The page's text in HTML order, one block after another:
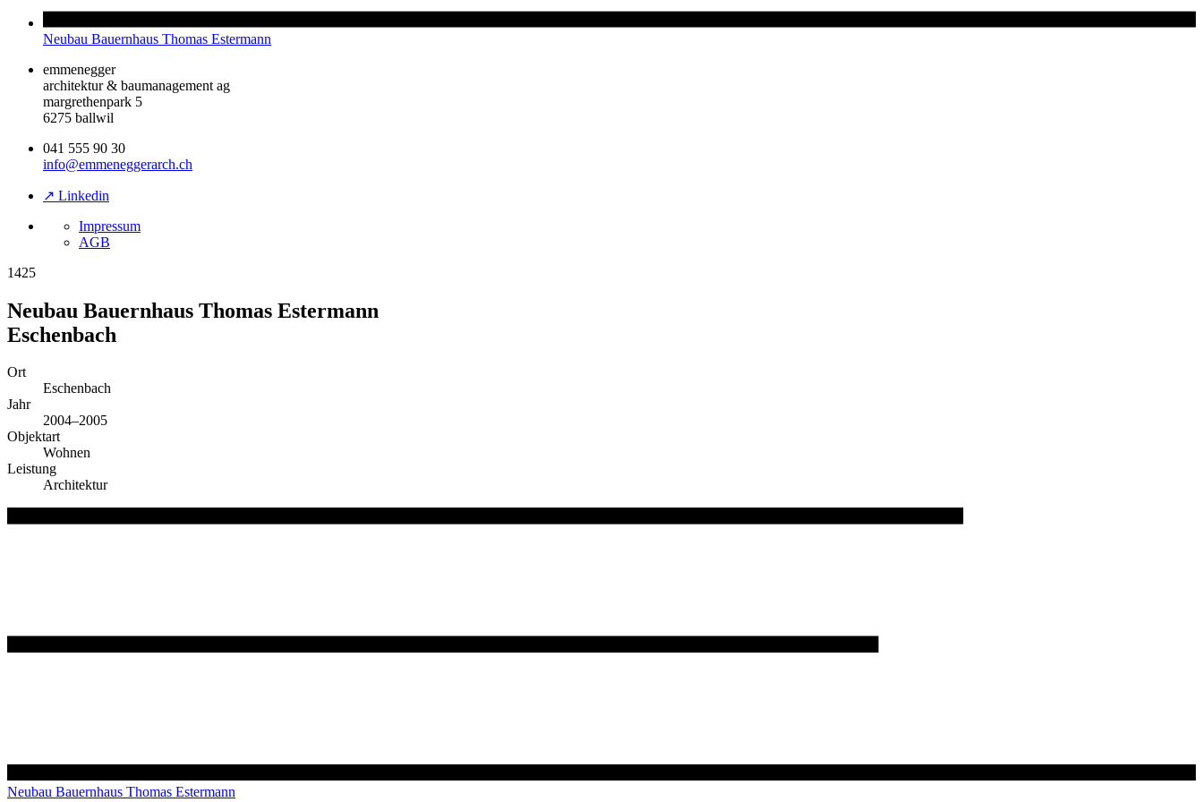
Neubau Bauernhaus Thomas Estermann
emmenegger
architektur & baumanagement ag
margrethenpark 5
6275 ballwil
041 555 90 30
info@emmeneggerarch.ch
↗ Linkedin
Impressum
AGB
1425
Neubau Bauernhaus Thomas Estermann
Eschenbach
Ort
Eschenbach
Jahr
2004–2005
Objektart
Wohnen
Leistung
Architektur
Neubau Bauernhaus Thomas Estermann